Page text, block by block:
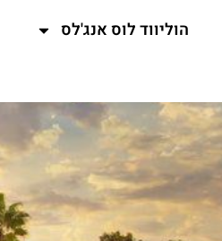
הוליווד לוס אנג'לס